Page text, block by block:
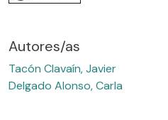
Autores/as
Tacón Clavaín, Javier
Delgado Alonso, Carla